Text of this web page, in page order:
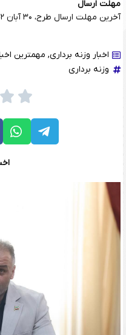
مهلت ارسال
آخرین مهلت ارسال طرح، ۳۰ آبان ۱۴۰۲ است و این تاریخ تمدید نخواهد شد.
اخبار وزنه برداری, مهمترین
وزنه برداری